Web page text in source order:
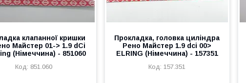
клапанної кришки
Майстер 01-> 1.9 dCi
(Німеччина) - 851060
851.060
Прокладка, головка циліндра
Рено Майстер 1.9 dci 00>
ELRING (Німеччина) - 157351
157.351